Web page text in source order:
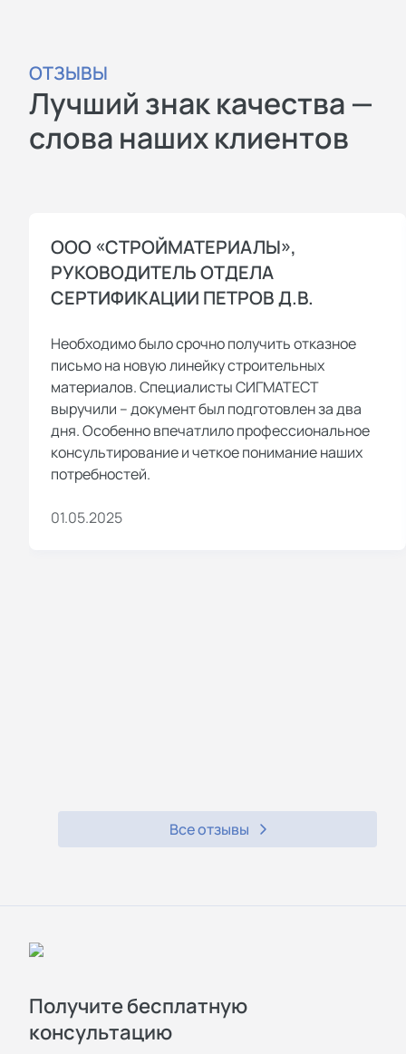
ОТЗЫВЫ
Лучший знак качества —
слова наших клиентов
ООО «СТРОЙМАТЕРИАЛЫ»,
РУКОВОДИТЕЛЬ ОТДЕЛА
СЕРТИФИКАЦИИ ПЕТРОВ Д.В.
Необходимо было срочно получить отказное
письмо на новую линейку строительных
материалов. Специалисты СИГМАТЕСТ
выручили – документ был подготовлен за два
дня. Особенно впечатлило профессиональное
консультирование и четкое понимание наших
потребностей.
01.05.2025
Все отзывы
Получите бесплатную
консультацию